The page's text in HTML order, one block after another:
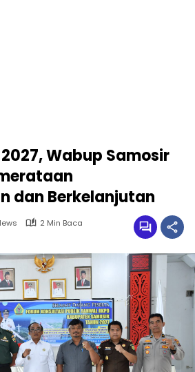
2027, Wabup Samosir
dan Berkelanjutan
2 Min Baca